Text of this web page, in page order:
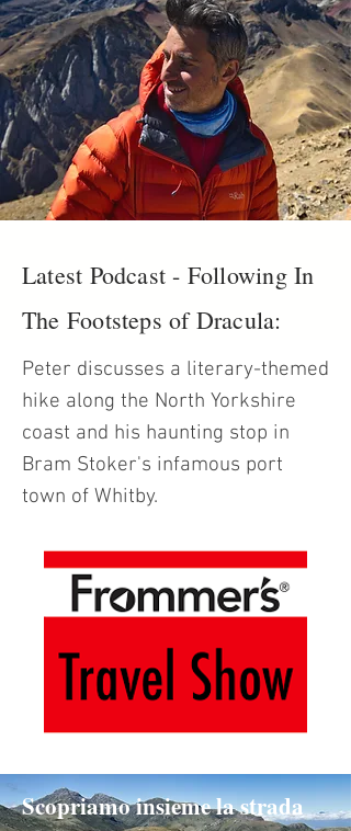
Latest Podcast - Following In
The Footsteps of Dracula:
Peter discusses a literary-themed
hike along the North Yorkshire
coast and his haunting stop in
Bram Stoker's infamous port
town of Whitby.
Scopriamo insieme la strada